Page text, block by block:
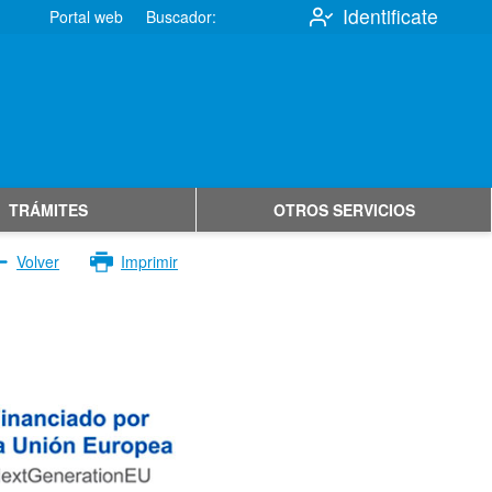
Portal web Buscador: Identificate
TRÁMITES OTROS SERVICIOS
Volver Imprimir